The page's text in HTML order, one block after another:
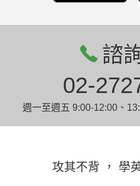
諮
02-
週一至週五 9:00-12:00、
攻其不背 ， 學